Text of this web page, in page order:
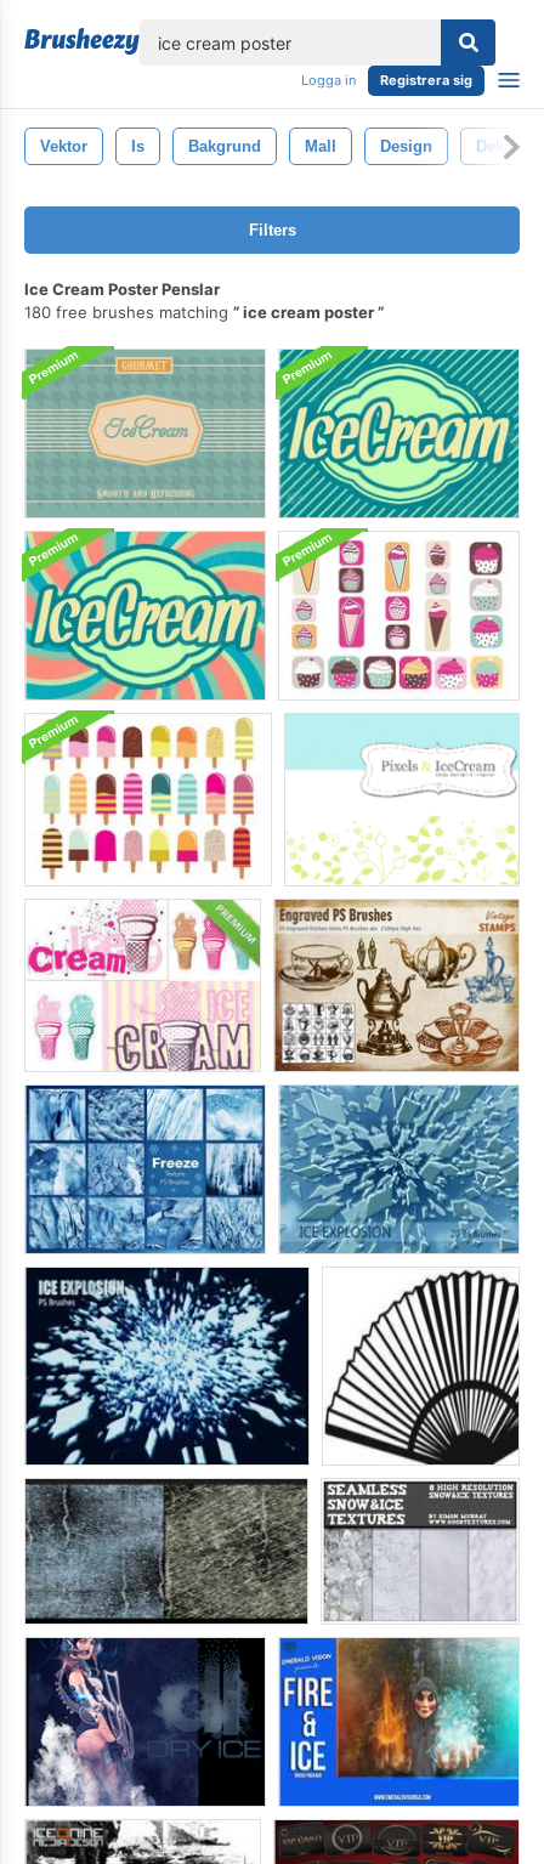
Logga in Registrera sig
Vektor Is Bakgrund Mall Design Dekal
Filters
Ice Cream Poster Penslar
180 free brushes matching
ice cream poster